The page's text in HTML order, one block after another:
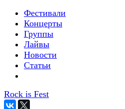
Фестивали
Концерты
Группы
Лайвы
Новости
Статьи
Rock is Fest